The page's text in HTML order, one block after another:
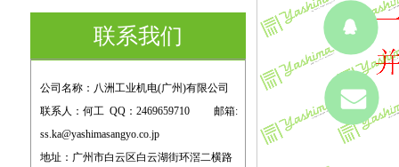
联系我们
公司名称：八洲工业机电(广州)有限公司
联系人：何工  QQ：2469659710         邮箱:
ss.ka@yashimasangyo.co.jp
地址：广州市白云区白云湖街环滘二横路